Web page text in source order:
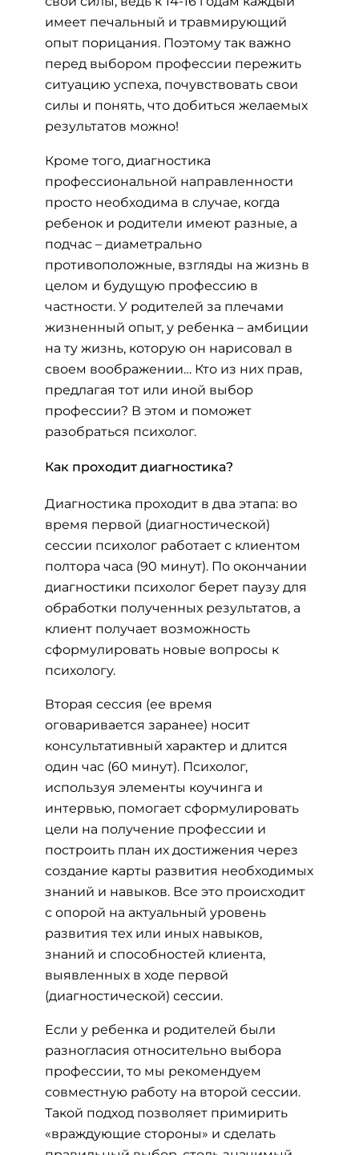
имеет печальный и травмирующий
опыт порицания. Поэтому так важно
перед выбором профессии пережить
ситуацию успеха, почувствовать свои
силы и понять, что добиться желаемых
результатов можно!
Кроме того, диагностика
профессиональной направленности
просто необходима в случае, когда
ребенок и родители имеют разные, а
подчас – диаметрально
противоположные, взгляды на жизнь в
целом и будущую профессию в
частности. У родителей за плечами
жизненный опыт, у ребенка – амбиции
на ту жизнь, которую он нарисовал в
своем воображении… Кто из них прав,
предлагая тот или иной выбор
профессии? В этом и поможет
разобраться психолог.
Как проходит диагностика?
Диагностика проходит в два этапа: во
время первой (диагностической)
сессии психолог работает с клиентом
полтора часа (90 минут). По окончании
диагностики психолог берет паузу для
обработки полученных результатов, а
клиент получает возможность
сформулировать новые вопросы к
психологу.
Вторая сессия (ее время
оговаривается заранее) носит
консультативный характер и длится
один час (60 минут). Психолог,
используя элементы коучинга и
интервью, помогает сформулировать
цели на получение профессии и
построить план их достижения через
создание карты развития необходимых
знаний и навыков. Все это происходит
с опорой на актуальный уровень
развития тех или иных навыков,
знаний и способностей клиента,
выявленных в ходе первой
(диагностической) сессии.
Если у ребенка и родителей были
разногласия относительно выбора
профессии, то мы рекомендуем
совместную работу на второй сессии.
Такой подход позволяет примирить
«враждующие стороны» и сделать